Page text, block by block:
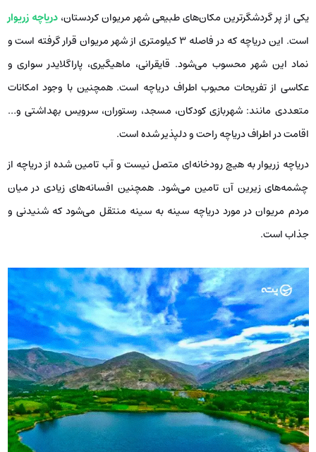
یکی از پر گردشگرترین مکان‌های طبیعی شهر مریوان کردستان،دریاچه زریوار
است. این دریاچه که در فاصله ۳ کیلومتری از شهر مریوان قرار گرفته است و
نماد این شهر محسوب می‌شود. قایقرانی، ماهیگیری، پاراگلایدر سواری و
عکاسی از تفریحات محبوب اطراف دریاچه است. همچنین با وجود امکانات
متعددی مانند: شهربازی کودکان، مسجد، رستوران، سرویس بهداشتی و…
اقامت در اطراف دریاچه راحت و دلپذیر شده است.
دریاچه زریوار به هیچ رودخانه‌ای متصل نیست و آب تامین شده از دریاچه از
چشمه‌های زیرین آن تامین می‌شود. همچنین افسانه‌های زیادی در میان
مردم مریوان در مورد دریاچه سینه به سینه منتقل می‌شود که شنیدنی و
جذاب است.